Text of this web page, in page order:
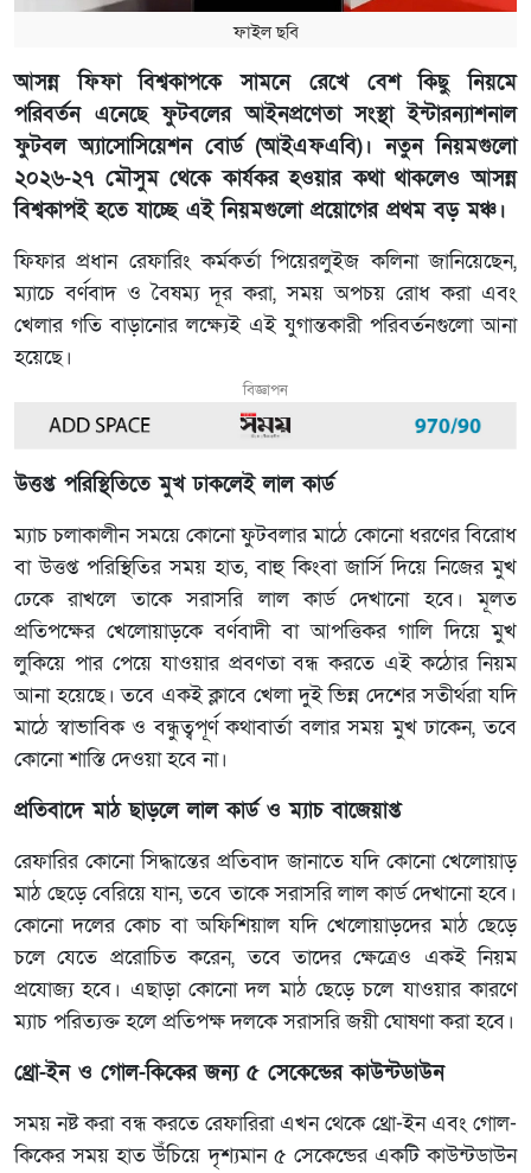
ফাইল ছবি
আসন্ন ফিফা বিশ্বকাপকে সামনে রেখে বেশ কিছু নিয়মে
পরিবর্তন এনেছে ফুটবলের আইনপ্রণেতা সংস্থা ইন্টারন্যাশনাল
ফুটবল অ্যাসোসিয়েশন বোর্ড (আইএফএবি)। নতুন নিয়মগুলো
২০২৬-২৭ মৌসুম থেকে কার্যকর হওয়ার কথা থাকলেও আসন্ন
বিশ্বকাপই হতে যাচ্ছে এই নিয়মগুলো প্রয়োগের প্রথম বড় মঞ্চ।
ফিফার প্রধান রেফারিং কর্মকর্তা পিয়েরলুইজ কলিনা জানিয়েছেন,
ম্যাচে বর্ণবাদ ও বৈষম্য দূর করা, সময় অপচয় রোধ করা এবং
খেলার গতি বাড়ানোর লক্ষ্যেই এই যুগান্তকারী পরিবর্তনগুলো আনা
হয়েছে।
বিজ্ঞাপন
উত্তপ্ত পরিস্থিতিতে মুখ ঢাকলেই লাল কার্ড
ম্যাচ চলাকালীন সময়ে কোনো ফুটবলার মাঠে কোনো ধরণের বিরোধ
বা উত্তপ্ত পরিস্থিতির সময় হাত, বাহু কিংবা জার্সি দিয়ে নিজের মুখ
ঢেকে রাখলে তাকে সরাসরি লাল কার্ড দেখানো হবে। মূলত
প্রতিপক্ষের খেলোয়াড়কে বর্ণবাদী বা আপত্তিকর গালি দিয়ে মুখ
লুকিয়ে পার পেয়ে যাওয়ার প্রবণতা বন্ধ করতে এই কঠোর নিয়ম
আনা হয়েছে। তবে একই ক্লাবে খেলা দুই ভিন্ন দেশের সতীর্থরা যদি
মাঠে স্বাভাবিক ও বন্ধুত্বপূর্ণ কথাবার্তা বলার সময় মুখ ঢাকেন, তবে
কোনো শাস্তি দেওয়া হবে না।
প্রতিবাদে মাঠ ছাড়লে লাল কার্ড ও ম্যাচ বাজেয়াপ্ত
রেফারির কোনো সিদ্ধান্তের প্রতিবাদ জানাতে যদি কোনো খেলোয়াড়
মাঠ ছেড়ে বেরিয়ে যান, তবে তাকে সরাসরি লাল কার্ড দেখানো হবে।
কোনো দলের কোচ বা অফিশিয়াল যদি খেলোয়াড়দের মাঠ ছেড়ে
চলে যেতে প্ররোচিত করেন, তবে তাদের ক্ষেত্রেও একই নিয়ম
প্রযোজ্য হবে। এছাড়া কোনো দল মাঠ ছেড়ে চলে যাওয়ার কারণে
ম্যাচ পরিত্যক্ত হলে প্রতিপক্ষ দলকে সরাসরি জয়ী ঘোষণা করা হবে।
থ্রো-ইন ও গোল-কিকের জন্য ৫ সেকেন্ডের কাউন্টডাউন
সময় নষ্ট করা বন্ধ করতে রেফারিরা এখন থেকে থ্রো-ইন এবং গোল-
কিকের সময় হাত উঁচিয়ে দৃশ্যমান ৫ সেকেন্ডের একটি কাউন্টডাউন